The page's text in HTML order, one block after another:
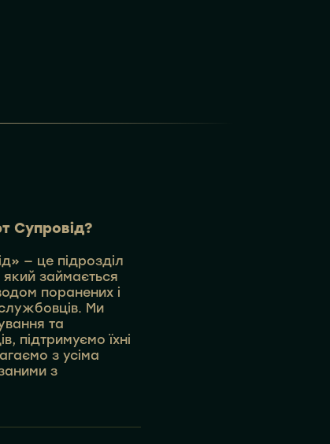
Супровід?
— це підрозділ
займається
поранених і
Ми
та
підтримуємо їхні
з усіма
з